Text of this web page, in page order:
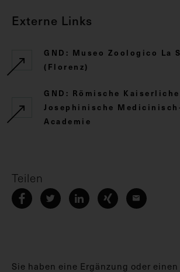
Externe Links
GND: Museo Zoologico La
(Florenz)
GND: Römische
Josephinische
Academie
Teilen
Sie haben eine Ergänzung oder